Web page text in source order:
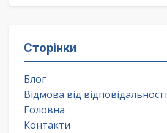
Сторінки
Блог
Відмова від відповідальності
Головна
Контакти